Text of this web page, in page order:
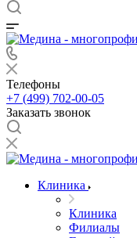
Телефоны
+7 (499) 702-00-05
Заказать звонок
Клиника
Клиника
Филиалы